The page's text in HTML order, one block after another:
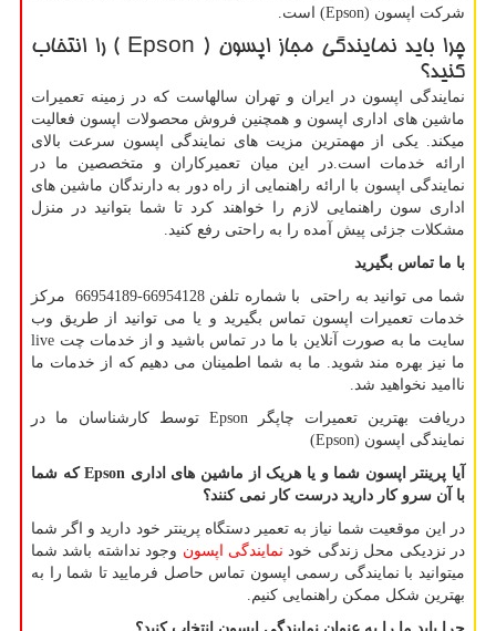
شرکت اپسون (Epson) است.
چرا باید نمایندگی مجاز اپسون ( Epson ) را انتخاب
کنید؟
نمایندگی اپسون در ایران و تهران سالهاست که در زمینه تعمیرات
ماشین های اداری اپسون و همچنین فروش محصولات اپسون فعالیت
میکند. یکی از مهمترین مزیت های نمایندگی اپسون سرعت بالای
ارائه خدمات است.در این میان تعمیرکاران و متخصصین ما در
نمایندگی اپسون با ارائه راهنمایی از راه دور به دارندگان ماشین های
اداری سون راهنمایی لازم را خواهند کرد تا شما بتوانید در منزل
مشکلات جزئی پیش آمده را به راحتی رفع کنید.
با ما تماس بگیرید
شما می توانید به راحتی با شماره تلفن 66954128-66954189 مرکز
خدمات تعمیرات اپسون تماس بگیرید و یا می توانید از طریق وب
سایت ما به صورت آنلاین با ما در تماس باشید و از خدمات چت live
ما نیز بهره مند شوید. ما به شما اطمینان می دهیم که از خدمات ما
ناامید نخواهید شد.
دریافت بهترین تعمیرات چاپگر Epson توسط کارشناسان ما در
نمایندگی اپسون (Epson
)
آیا پرینتر اپسون شما و یا هریک از ماشین های اداری Epsonکه شما
با آن سرو کار دارید درست کار نمی کنند؟
در این موقعیت شما نیاز به تعمیر دستگاه پرینتر خود دارید و اگر شما
در نزدیکی محل زندگی خود نمایندگی اپسون وجود نداشته باشد شما
میتوانید با نمایندگی رسمی اپسون تماس حاصل فرمایید تا شما را به
بهترین شکل ممکن راهنمایی کنیم.